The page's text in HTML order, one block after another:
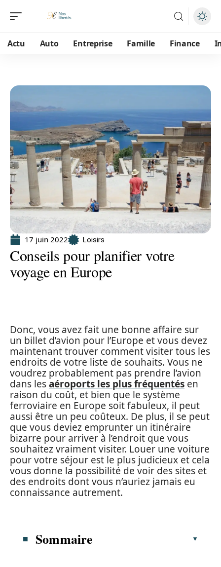
Actu Auto Entreprise Famille Finance
17 juin 2022 Loisirs
Conseils pour planifier votre
voyage en Europe
Donc, vous avez fait une bonne affaire sur
un billet d’avion pour l’Europe et vous devez
maintenant trouver comment visiter tous les
endroits de votre liste de souhaits. Vous ne
voudrez probablement pas prendre l’avion
dans lesaéroports les plus fréquentés en
raison du coût, et bien que le système
ferroviaire en Europe soit fabuleux, il peut
aussi être un peu coûteux. De plus, il se peut
que vous deviez emprunter un itinéraire
bizarre pour arriver à l’endroit que vous
souhaitez vraiment visiter. Louer une voiture
pour votre séjour est le plus judicieux et cela
vous donne la possibilité de voir des sites et
des endroits dont vous n’auriez jamais eu
connaissance autrement.
Sommaire